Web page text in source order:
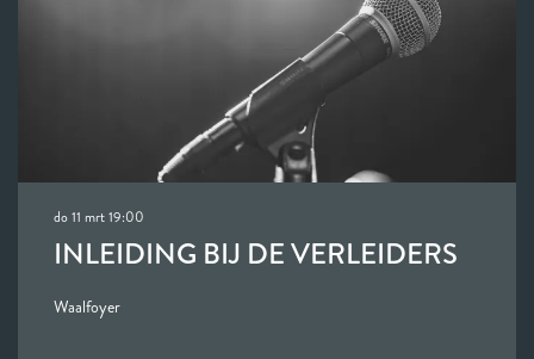
INLEIDING BIJ DE VERLEIDERS
do 11 mrt19:00
Waalfoyer